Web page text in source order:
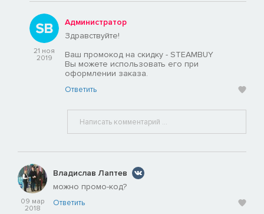
21 ноя
2019
Администратор
Здравствуйте!
Ваш промокод на скидку - STEAMBUY
Вы можете использовать его при
оформлении заказа.
Ответить
09 мар
2018
Владислав Лаптев
можно промо-код?
Ответить